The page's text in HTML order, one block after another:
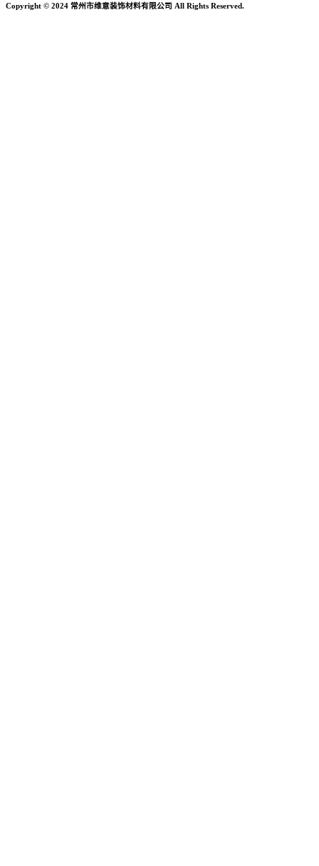
Copyright © 2024 常州市维意装饰材料有限公司 All Rights Reserved.